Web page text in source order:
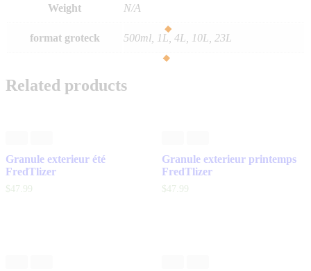
Weight N/A
format groteck 500ml, 1L, 4L, 10L, 23L
Related products
Granule exterieur été
FredTlizer
$47. 99
Granule exterieur printemps
FredTlizer
$47. 99